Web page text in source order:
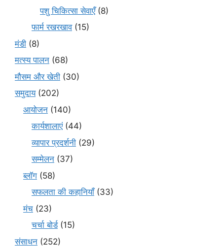
पशु चिकित्सा सेवाएँ(8)
फार्म रखरखाव(15)
मंडी (8)
मत्स्य पालन (68)
मौसम और खेती (30)
समुदाय(202)
आयोजन (140)
कार्यशालाएं(44)
व्यापार प्रदर्शनी (29)
सम्मेलन (37)
ब्लॉग (58)
सफलता की कहानियाँ(33)
मंच (23)
चर्चा बोर्ड(15)
संसाधन (252)